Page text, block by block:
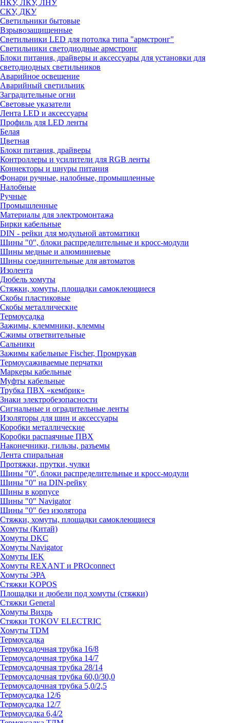
НКУ, ЛКУ, ЛНУ
СКУ, ДКУ
Светильники бытовые
Взрывозащищенные
Светильники LED для потолка типа "армстронг"
Светильники светодиодные армстронг
Блоки питания, драйверы и аксессуары для установки для
светодиодных светильников
Аварийное освещение
Аварийный светильник
Заградительные огни
Световые указатели
Лента LED и аксессуары
Профиль для LED ленты
Белая
Цветная
Блоки питания, драйверы
Контроллеры и усилители для RGB ленты
Коннекторы и шнуры питания
Фонари ручные, налобные, промышленные
Налобные
Ручные
Промышленные
Материалы для электромонтажа
Бирки кабельные
DIN - рейки для модульной автоматики
Шины "0", блоки распределительные и кросс-модули
Шины медные и алюминиевые
Шины соединительные для автоматов
Изолента
Дюбель хомуты
Стяжки, хомуты, площадки самоклеющиеся
Скобы пластиковые
Скобы металлические
Термоусадка
Зажимы, клеммники, клеммы
Сжимы ответвительные
Сальники
Зажимы кабельные Fischer, Промрукав
Термоусаживаемые перчатки
Маркеры кабельные
Муфты кабельные
Трубка ПВХ «кембрик»
Знаки электробезопасности
Сигнальные и оградительные ленты
Изоляторы для шин и аксессуары
Коробки металлические
Коробки распаячные ПВХ
Наконечники, гильзы, разъемы
Лента спиральная
Протяжки, прутки, чулки
Шины "0", блоки распределительные и кросс-модули
Шины "0" на DIN-рейку
Шины в корпусе
Шины "0" Navigator
Шины "0" без изолятора
Стяжки, хомуты, площадки самоклеющиеся
Хомуты (Китай)
Хомуты DKC
Хомуты Navigator
Хомуты IEK
Хомуты REXANT и PROconnect
Хомуты ЭРА
Стяжки KOPOS
Площадки и дюбели под хомуты (стяжки)
Стяжки General
Хомуты Вихрь
Стяжки TOKOV ELECTRIC
Хомуты TDM
Термоусадка
Термоусадочная трубка 16/8
Термоусадочная трубка 14/7
Термоусадочная трубка 28/14
Термоусадочная трубка 60,0/30,0
Термоусадочная трубка 5,0/2,5
Термоусадка 12/6
Термоусадка 12/7
Термоусадка 6,4/2